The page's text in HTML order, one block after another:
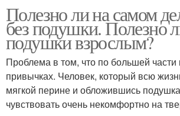
Полезно ли на самом
без подушки. Полезно
подушки взрослым?
Проблема в том, что по большей части
привычках. Человек, который всю
мягкой перине и обложившись
чувствовать очень некомфортно на